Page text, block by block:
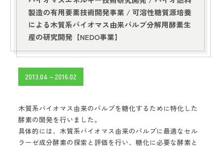
製造の有用要素技術開発事業 / 可溶性糖質源培養
による木質系バイオマス由来パルプ分解用酵素生
産の研究開発【NEDO事業】
2013.04～2016.02
木質系バイオマス由来のパルプを糖化するために特化した
酵素の開発を行いました。
具体的には、木質系バイオマス由来のパルプに最適なセル
ラーゼ成分酵素の探索と評価を行い、糖化に必要な酵素と